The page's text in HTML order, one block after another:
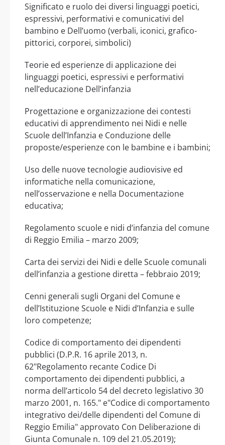
Significato e ruolo dei diversi linguaggi poetici,
espressivi, performativi e comunicativi del
bambino e Dell’uomo (verbali, iconici, grafico-
pittorici, corporei, simbolici)
Teorie ed esperienze di applicazione dei
linguaggi poetici, espressivi e performativi
nell’educazione Dell’infanzia
Progettazione e organizzazione dei contesti
educativi di apprendimento nei Nidi e nelle
Scuole dell’Infanzia e Conduzione delle
proposte/esperienze con le bambine e i bambini;
Uso delle nuove tecnologie audiovisive ed
informatiche nella comunicazione,
nell’osservazione e nella Documentazione
educativa;
Regolamento scuole e nidi d’infanzia del comune
di Reggio Emilia – marzo 2009;
Carta dei servizi dei Nidi e delle Scuole comunali
dell’infanzia a gestione diretta – febbraio 2019;
Cenni generali sugli Organi del Comune e
dell’Istituzione Scuole e Nidi d’Infanzia e sulle
loro competenze;
Codice di comportamento dei dipendenti
pubblici (D.P.R. 16 aprile 2013, n.
62"Regolamento recante Codice Di
comportamento dei dipendenti pubblici, a
norma dell’articolo 54 del decreto legislativo 30
marzo 2001, n. 165." e"Codice di comportamento
integrativo dei/delle dipendenti del Comune di
Reggio Emilia" approvato Con Deliberazione di
Giunta Comunale n. 109 del 21.05.2019);